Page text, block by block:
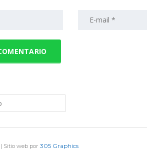
| Sitio web por 305 Graphics